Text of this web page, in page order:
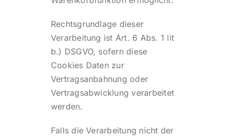
Rechtsgrundlage dieser
Verarbeitung ist Art. 6 Abs. 1 lit
b.) DSGVO, sofern diese
Cookies Daten zur
Vertragsanbahnung oder
Vertragsabwicklung verarbeitet
werden.
Falls die Verarbeitung nicht der